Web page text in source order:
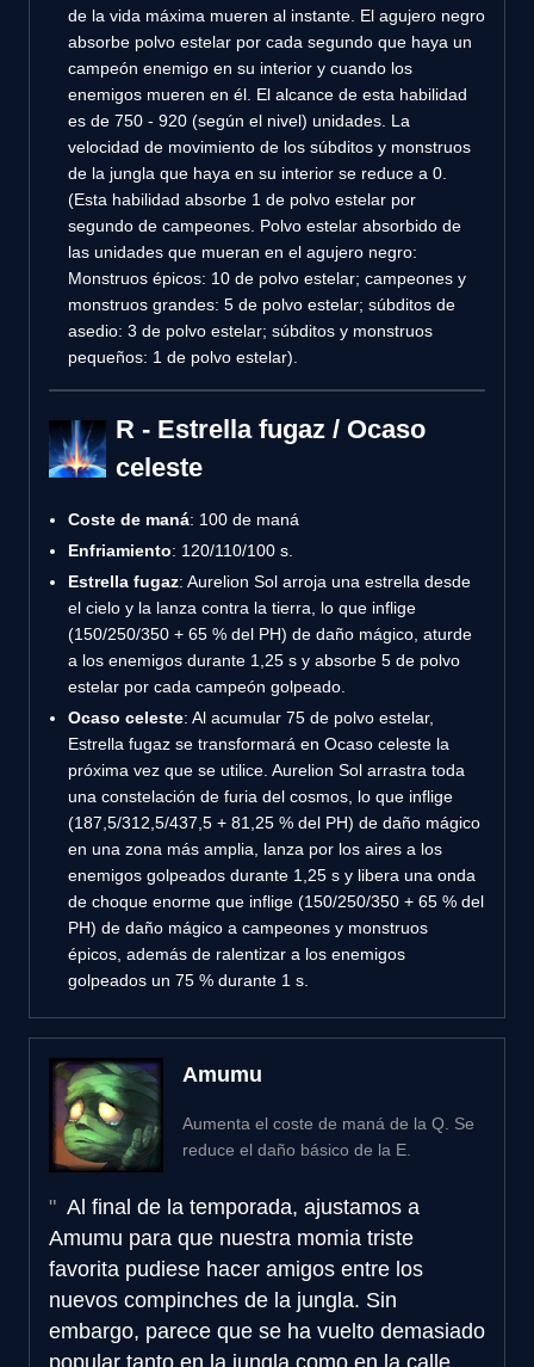
de la vida máxima mueren al instante. El agujero negro
absorbe polvo estelar por cada segundo que haya un
campeón enemigo en su interior y cuando los
enemigos mueren en él. El alcance de esta habilidad
es de 750 - 920 (según el nivel) unidades. La
velocidad de movimiento de los súbditos y monstruos
de la jungla que haya en su interior se reduce a 0.
(Esta habilidad absorbe 1 de polvo estelar por
segundo de campeones. Polvo estelar absorbido de
las unidades que mueran en el agujero negro:
Monstruos épicos: 10 de polvo estelar; campeones y
monstruos grandes: 5 de polvo estelar; súbditos de
asedio: 3 de polvo estelar; súbditos y monstruos
pequeños: 1 de polvo estelar).
R - Estrella fugaz / Ocaso
celeste
Coste de maná: 100 de maná
Enfriamiento: 120/110/100 s.
Estrella fugaz: Aurelion Sol arroja una estrella desde
el cielo y la lanza contra la tierra, lo que inflige
(150/250/350 + 65 % del PH) de daño mágico, aturde
a los enemigos durante 1,25 s y absorbe 5 de polvo
estelar por cada campeón golpeado.
Ocaso celeste: Al acumular 75 de polvo estelar,
Estrella fugaz se transformará en Ocaso celeste la
próxima vez que se utilice. Aurelion Sol arrastra toda
una constelación de furia del cosmos, lo que inflige
(187,5/312,5/437,5 + 81,25 % del PH) de daño mágico
en una zona más amplia, lanza por los aires a los
enemigos golpeados durante 1,25 s y libera una onda
de choque enorme que inflige (150/250/350 + 65 % del
PH) de daño mágico a campeones y monstruos
épicos, además de ralentizar a los enemigos
golpeados un 75 % durante 1 s.
Amumu
Aumenta el coste de maná de la Q. Se
reduce el daño básico de la E.
Al final de la temporada, ajustamos a
Amumu para que nuestra momia triste
favorita pudiese hacer amigos entre los
nuevos compinches de la jungla. Sin
embargo, parece que se ha vuelto demasiado
popular tanto en la jungla como en la calle